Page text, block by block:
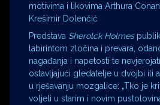
motivima i likovima Arthura
Krešimir Dolenčić
Predstava Sherolck Holmes
labirintom zločina i prevara,
nagađanja i napetosti te
ostavljajući gledatelje u dvojbi ili
u rješavanju mozgalice: „Tko je
voljeli u starim i novim